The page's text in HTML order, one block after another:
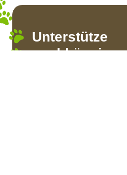
Unterstütze
unabhängigen